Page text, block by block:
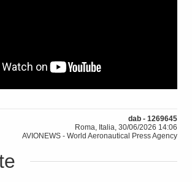
dab - 1269645
Roma, Italia, 30/06/2026 14:06
AVIONEWS - World Aeronautical Press Agency